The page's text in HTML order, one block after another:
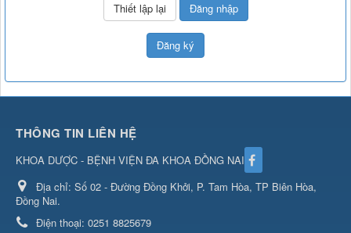
Đăng nhập
Đăng ký
THÔNG TIN LIÊN HỆ
KHOA DƯỢC - BỆNH VIỆN ĐA KHOA ĐỒNG NAI
Địa chỉ: Số 02 - Đường Đồng Khởi, P. Tam Hòa, TP Biên Hòa,
Đồng Nai.
Điện thoại: 0251 8825679